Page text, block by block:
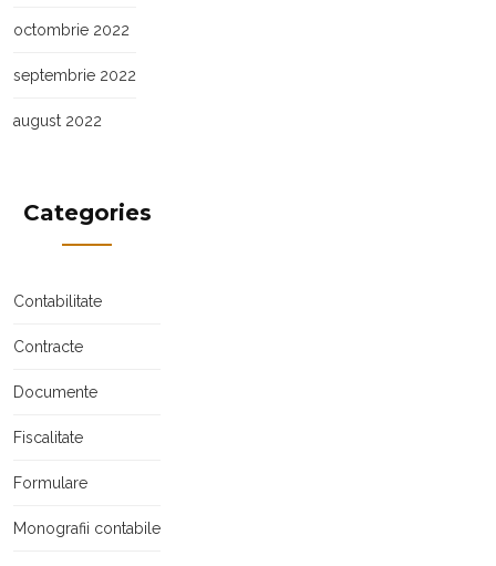
octombrie 2022
septembrie 2022
august 2022
Categories
Contabilitate
Contracte
Documente
Fiscalitate
Formulare
Monografii contabile